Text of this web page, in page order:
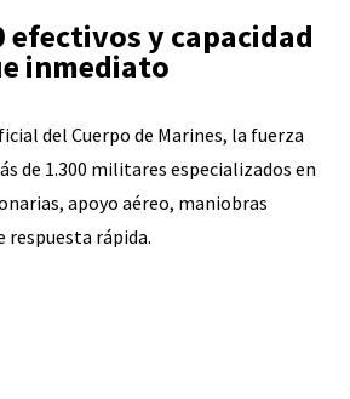
efectivos y capacidad
inmediato
del Cuerpo de Marines, la fuerza
de 1.300 militares especializados en
apoyo aéreo, maniobras
respuesta rápida.